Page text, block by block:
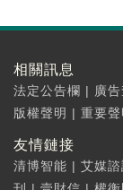
相關訊息
法定公告欄 | 廣
版權聲明 | 重要聲
友情鏈接
清博智能 | 艾媒諮